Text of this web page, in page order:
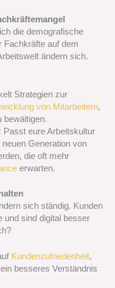
die demografische
Fachkräfte auf dem
ändern sich.
Strategien zur
von Mitarbeitern,
bewältigen.
Passt eure Arbeitskultur
Generation von
die oft mehr
erwarten.
sich ständig. Kunden
und sind digital besser
Kundenzufriedenheit,
besseres Verständnis